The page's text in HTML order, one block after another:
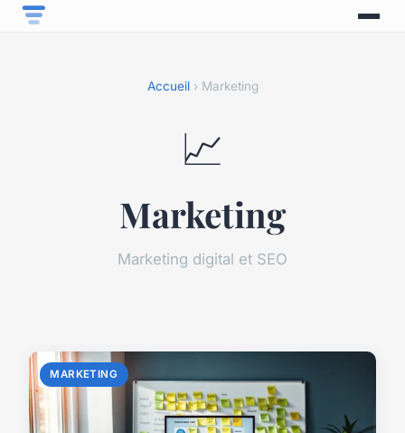
Accueil› Marketing
📈
Marketing
Marketing digital et SEO
MARKETING